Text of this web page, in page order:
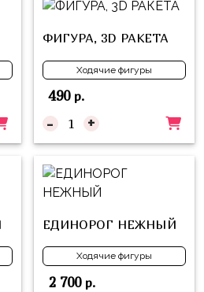
ФИГУРА, 3D РАКЕТА
Ходячие фигуры
490р.
- +
ЕДИНОРОГ НЕЖНЫЙ
Ходячие фигуры
2 700р.